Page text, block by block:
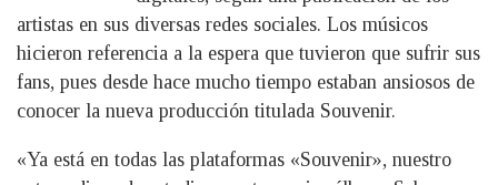
artistas en sus diversas redes sociales. Los músicos
hicieron referencia a la espera que tuvieron que sufrir sus
fans, pues desde hace mucho tiempo estaban ansiosos de
conocer la nueva producción titulada Souvenir.
«Ya está en todas las plataformas «Souvenir», nuestro